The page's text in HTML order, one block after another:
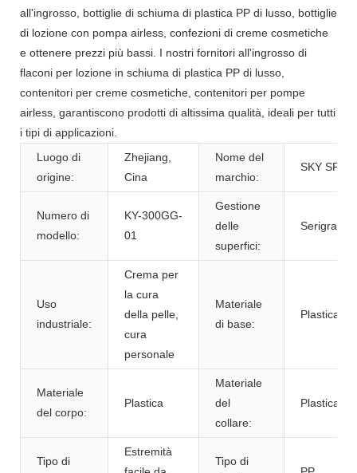
all'ingrosso, bottiglie di schiuma di plastica PP di lusso, bottiglie
di lozione con pompa airless, confezioni di creme cosmetiche
e ottenere prezzi più bassi. I nostri fornitori all'ingrosso di
flaconi per lozione in schiuma di plastica PP di lusso,
contenitori per creme cosmetiche, contenitori per pompe
airless, garantiscono prodotti di altissima qualità, ideali per tutti
i tipi di applicazioni.
Luogo di
origine:
Zhejiang,
Cina
Nome del
marchio:
SKY
Numero di
modello:
KY-300GG-
01
Gestione
delle
superfici:
Serigrafia
Uso
industriale:
Crema per
la cura
della pelle,
cura
personale
Materiale
di base:
Plastica
Materiale
del corpo:
Plastica
Materiale
del
collare:
Plastica
Tipo di
Estremità
Tipo di